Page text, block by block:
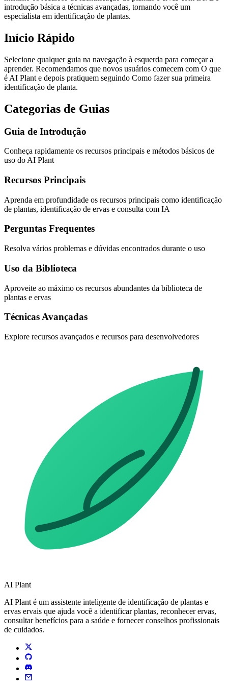
introdução básica a técnicas avançadas, tornando você um
especialista em identificação de plantas.
Início Rápido
Selecione qualquer guia na navegação à esquerda para começar a
aprender. Recomendamos que novos usuários comecem com O que
é AI Plant e depois pratiquem seguindo Como fazer sua primeira
identificação de planta.
Categorias de Guias
Guia de Introdução
Conheça rapidamente os recursos principais e métodos básicos de
uso do AI Plant
Recursos Principais
Aprenda em profundidade os recursos principais como identificação
de plantas, identificação de ervas e consulta com IA
Perguntas Frequentes
Resolva vários problemas e dúvidas encontrados durante o uso
Uso da Biblioteca
Aproveite ao máximo os recursos abundantes da biblioteca de
plantas e ervas
Técnicas Avançadas
Explore recursos avançados e recursos para desenvolvedores
AI Plant
AI Plant é um assistente inteligente de identificação de plantas e
ervas ervais que ajuda você a identificar plantas, reconhecer ervas,
consultar benefícios para a saúde e fornecer conselhos profissionais
de cuidados.